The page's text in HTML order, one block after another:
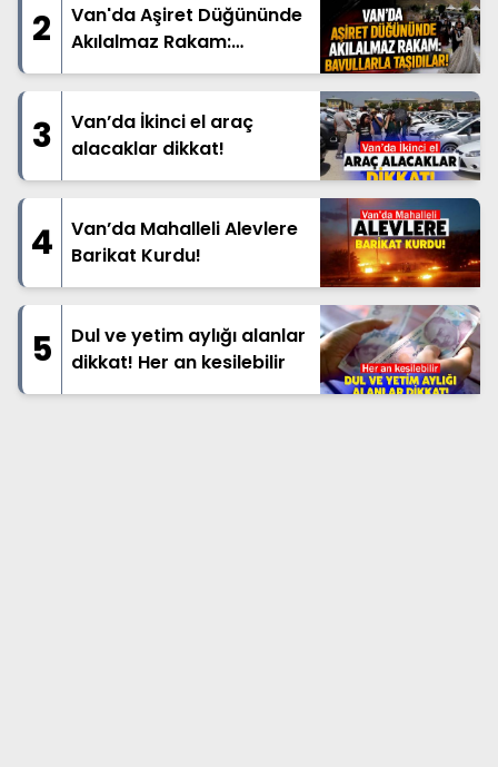
2
Van'da Aşiret Düğününde
Akılalmaz Rakam:
Bavullarla Taşıdılar!
3
Van’da İkinci el araç
alacaklar dikkat!
4
Van’da Mahalleli Alevlere
Barikat Kurdu!
5
Dul ve yetim aylığı alanlar
dikkat! Her an kesilebilir